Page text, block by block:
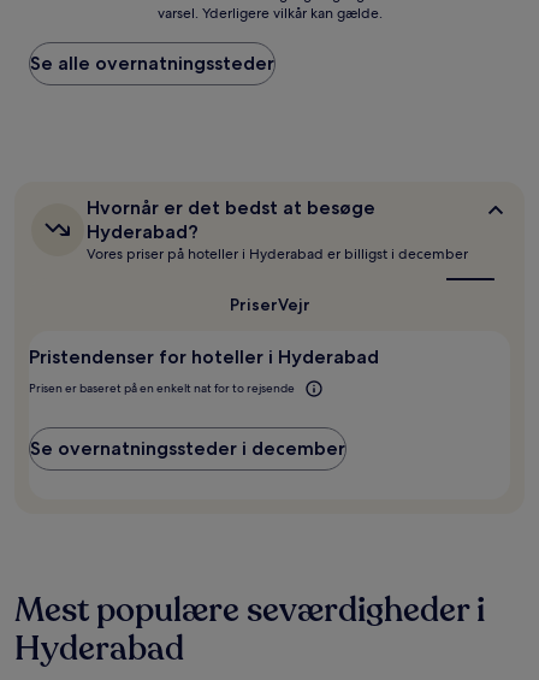
pr.
nat
baseret
som
seneste
24
Priser
og
tilgængelighed
vilkår
kan
gælde.
varsel. Yderligere vilkår kan gælde.
Se alle overnatningssteder
Hvornår
er
det
bedst
Hvornår er det bedst at besøge
Hyderabad?
Vores priser på hoteller i Hyderabad er billigst i december
PriserVejr
Pristendenser for hoteller i Hyderabad
Prisen er baseret på en enkelt nat for to rejsende
Se overnatningssteder i december
Mest populære seværdigheder i
Hyderabad